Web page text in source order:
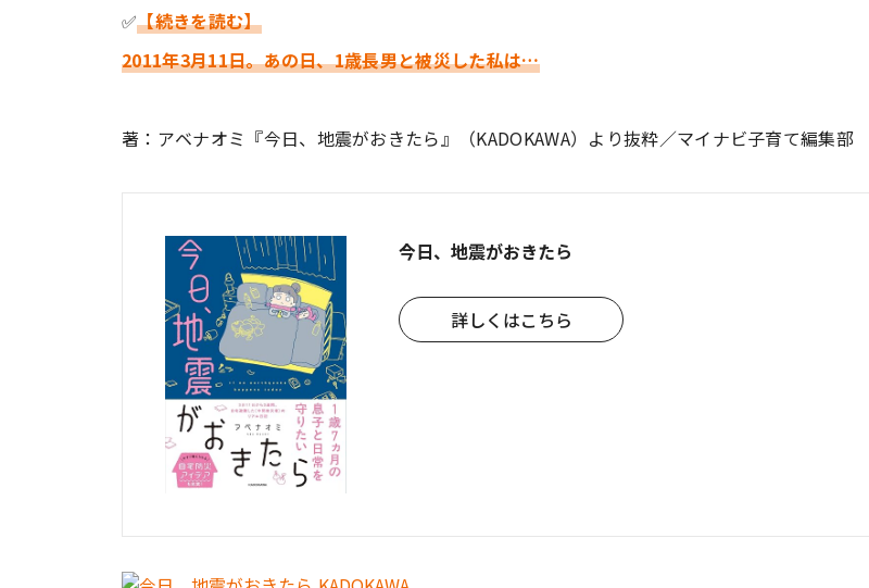
✅【続きを読む】
2011年3月11日。あの日、1歳長男と被災した私は…
著：アベナオミ『今日、地震がおきたら』（KADOKAWA）より抜粋／マイナビ子育て編集部
今日、地震がおきたら
詳しくはこちら